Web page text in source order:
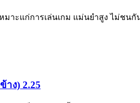
มาะแก่การเล่นเกม แม่นยำสูง ไม่ช
ง) 2.25